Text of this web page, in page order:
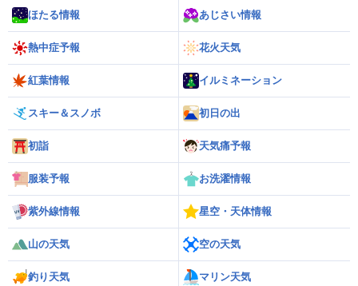
ほたる情報 あじさい情報
熱中症予報 花火天気
紅葉情報 イルミネーション
スキー＆スノボ 初日の出
初詣 天気痛予報
服装予報 お洗濯情報
紫外線情報 星空・天体情報
山の天気 空の天気
釣り天気 マリン天気